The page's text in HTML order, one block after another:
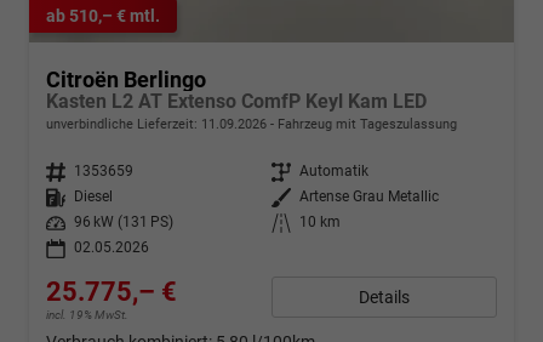
ab 510,– € mtl.
Citroën Berlingo
Kasten L2 AT Extenso ComfP Keyl Kam LED
unverbindliche Lieferzeit: 11.09.2026 Fahrzeug mit Tageszulassung
Fahrzeugnr. 1353659 Getriebe Automatik
Kraftstoff
Diesel Außenfarbe Artense Grau Metallic
Leistung
96 kW (131 PS) Kilometerstand
10 km
02.05.2026
25.775,– €
incl. 19% MwSt.
Details